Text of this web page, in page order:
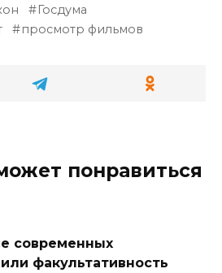
Госдума
просмотр фильмов
понравиться
современных
факультативность